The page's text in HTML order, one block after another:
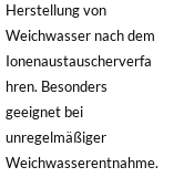
Herstellung von
Weichwasser nach dem
Ionenaustauscherverfa
hren. Besonders
geeignet bei
unregelmäßiger
Weichwasserentnahme.